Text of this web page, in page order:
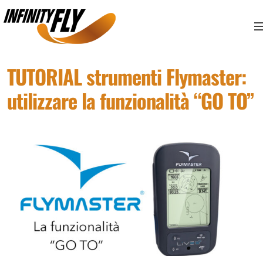
TUTORIAL strumenti Flymaster:
utilizzare la funzionalità “GO TO”